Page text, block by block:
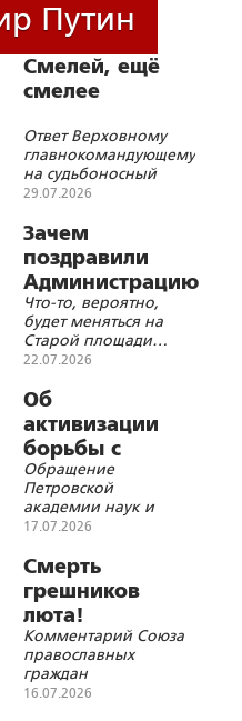
Путин
Смелей, ещё
смелее
Ответ Верховному
главнокомандующему
на судьбоносный
вопрос
29.07.2026
Зачем
поздравили
Администрацию
Президента?
Что-то, вероятно,
будет меняться на
Старой площади…
22.07.2026
Об
активизации
борьбы с
фашизмом в
современных
условиях
Обращение
Петровской
академии наук и
искусств к
В.В.Путину
17.07.2026
Смерть
грешников
люта!
Комментарий Союза
православных
граждан
16.07.2026